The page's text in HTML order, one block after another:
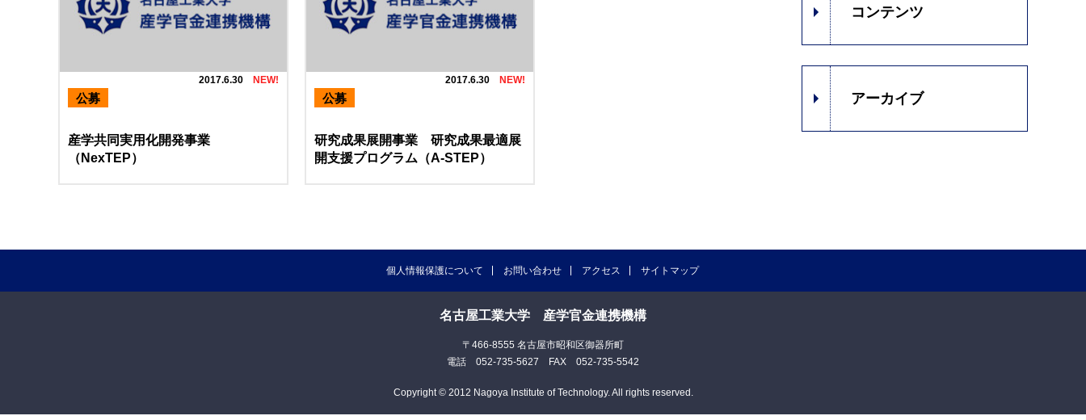
2017.6.30
公募
産学共同実用化開発事業
（NexTEP）
2017.6.30
公募
研究成果展開事業 研究成果最適展
開支援プログラム（A-STEP）
コンテンツ
アーカイブ
個人情報保護について お問い合わせ アクセス サイトマップ
名古屋工業大学 産学官金連携機構
〒466-8555 名古屋市昭和区御器所町
電話 052-735-5627 FAX 052-735-5542
Copyright © 2012 Nagoya Institute of Technology. All rights reserved.